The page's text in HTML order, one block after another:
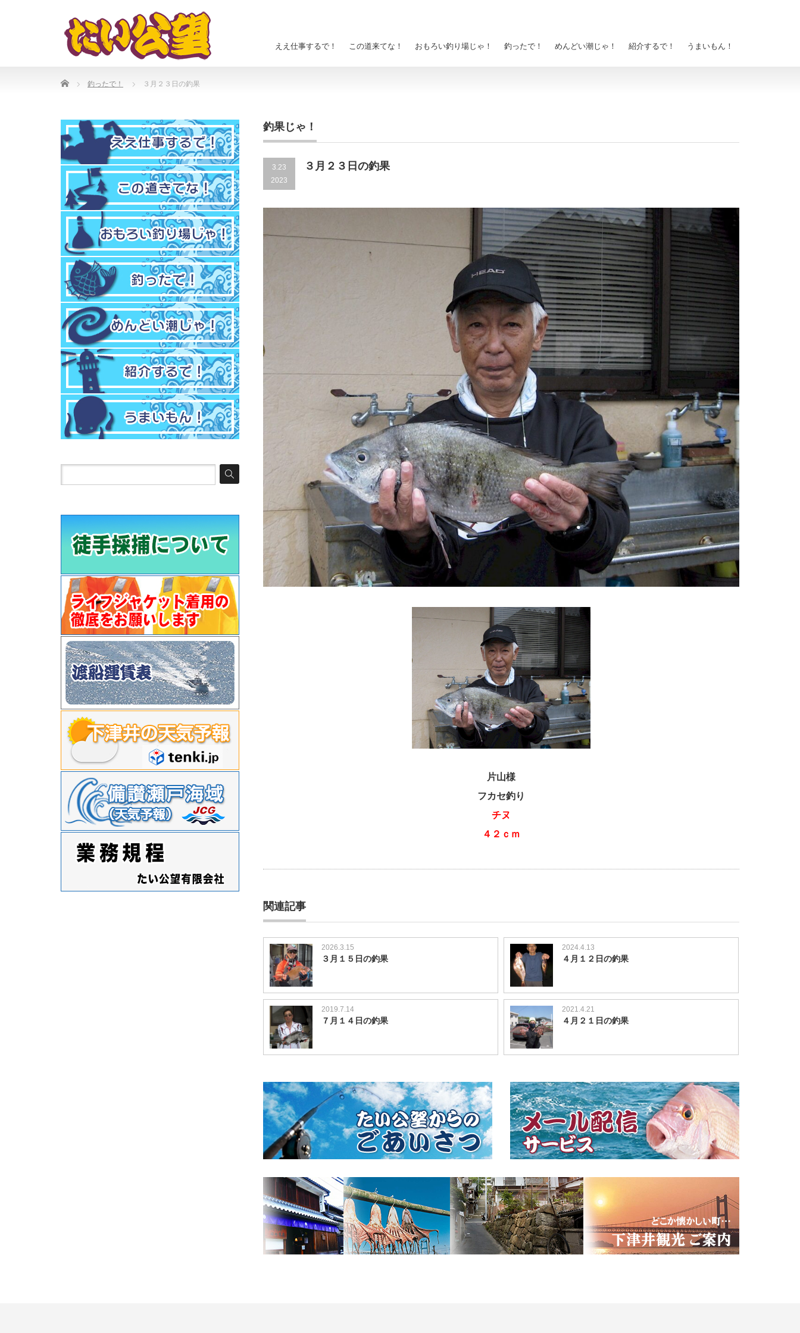
ええ仕事するで！ この道来てな！ おもろい釣り場じゃ！ 釣ったで！ めんどい潮じゃ！ 紹介するで！ うまいもん！
Home 釣ったで！ ３月２３日の釣果
釣果じゃ！
3.23
2023
３月２３日の釣果
片山様
フカセ釣り
チヌ
４２ｃｍ
関連記事
2026.3.15
３月１５日の釣果
2024.4.13
４月１２日の釣果
2019.7.14
７月１４日の釣果
2021.4.21
４月２１日の釣果